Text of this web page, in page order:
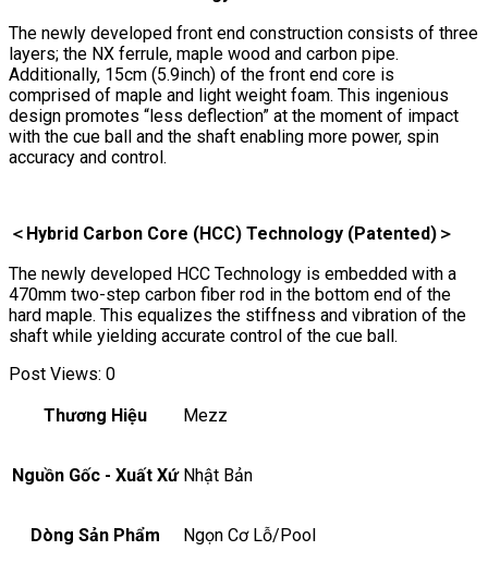
The newly developed front end construction consists of three
layers; the NX ferrule, maple wood and carbon pipe.
Additionally, 15cm (5.9inch) of the front end core is
comprised of maple and light weight foam. This ingenious
design promotes “less deflection” at the moment of impact
with the cue ball and the shaft enabling more power, spin
accuracy and control.
＜Hybrid Carbon Core (HCC) Technology (Patented)＞
The newly developed HCC Technology is embedded with a
470mm two-step carbon fiber rod in the bottom end of the
hard maple. This equalizes the stiffness and vibration of the
shaft while yielding accurate control of the cue ball.
Post Views: 0
Thương Hiệu
Mezz
Nguồn Gốc - Xuất Xứ Nhật Bản
Dòng Sản Phẩm Ngọn Cơ Lỗ/Pool